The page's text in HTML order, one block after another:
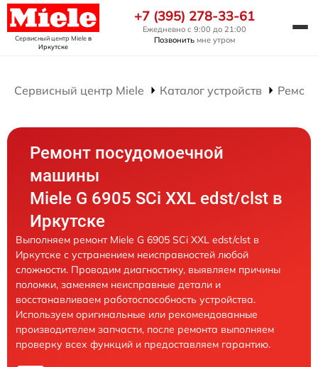
Сервисный центр Mieleв
Иркутске
+7 (395) 278-33-61
Ежедневно с 9:00 до 21:00
Позвонить мне утром
Сервисный центр Miele Каталог устройств
Ремонт посудомоечной
машины
Miele G 6905 SCi XXL edst/clst в
Иркутске
Выполняем ремонт Miele G 6905 SCi XXL edst/clst в
Иркутске с устранением неисправностей любой
сложности. Проводим диагностику, выявляем причины
поломки, заменяем неисправные детали и
восстанавливаем работоспособность устройства.
Используем оригинальные или рекомендованные
производителем запчасти, после ремонта выполняем
проверку всех функций и предоставляем гарантию.